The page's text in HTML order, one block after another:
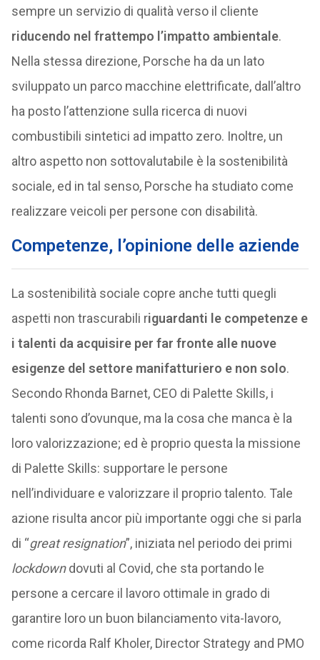
sempre un servizio di qualità verso il cliente
riducendo nel frattempo l’impatto ambientale.
Nella stessa direzione, Porsche ha da un lato
sviluppato un parco macchine elettrificate, dall’altro
ha posto l’attenzione sulla ricerca di nuovi
combustibili sintetici ad impatto zero. Inoltre, un
altro aspetto non sottovalutabile è la sostenibilità
sociale, ed in tal senso, Porsche ha studiato come
realizzare veicoli per persone con disabilità.
Competenze, l’opinione delle aziende
La sostenibilità sociale copre anche tutti quegli
aspetti non trascurabili riguardanti le competenze e
i talenti da acquisire per far fronte alle nuove
esigenze del settore manifatturiero e non solo.
Secondo Rhonda Barnet, CEO di Palette Skills, i
talenti sono d’ovunque, ma la cosa che manca è la
loro valorizzazione; ed è proprio questa la missione
di Palette Skills: supportare le persone
nell’individuare e valorizzare il proprio talento. Tale
azione risulta ancor più importante oggi che si parla
di “great resignation”, iniziata nel periodo dei primi
lockdowndovuti al Covid, che sta portando le
persone a cercare il lavoro ottimale in grado di
garantire loro un buon bilanciamento vita-lavoro,
come ricorda Ralf Kholer, Director Strategy and PMO